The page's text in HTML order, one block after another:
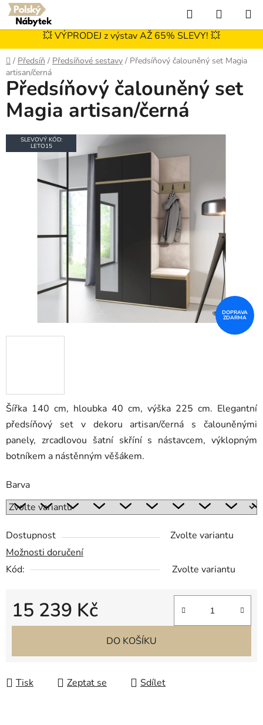
Přejít
na
obsah
Hledat
KOŠÍK
💥 VÝPRODEJ z výstav AŽ 65% SLEVY! 💥
Domů
/ Předsíň / Předsíňové sestavy / Předsíňový čalouněný set Magia
artisan/černá
Šířka 140 cm, hloubka 40 cm, výška 225 cm. Elegantní
předsíňový set v dekoru artisan/černá s čalouněnými
panely, zrcadlovou šatní skříní s nástavcem, výklopným
botníkem a nástěnným věšákem.
Barva
Dostupnost
Zvolte variantu
Možnosti doručení
Kód:
Zvolte variantu
15 239 Kč
Měrná cena:
DO KOŠÍKU
Tisk Zeptat se Sdílet
Předsíňový čalouněný set
Magia artisan/černá
SLEVOVÝ KÓD:
LETO15
DOPRAVA
ZDARMA